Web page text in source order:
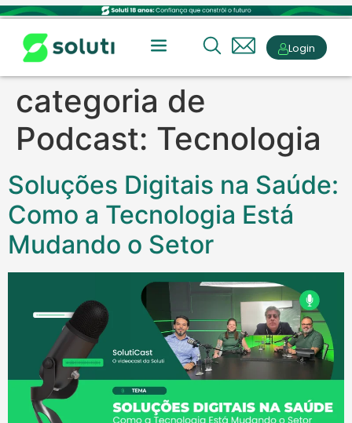
Login
categoria de
Podcast: Tecnologia
Soluções Digitais na Saúde:
Como a Tecnologia Está
Mudando o Setor